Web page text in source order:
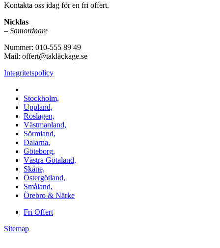
Kontakta oss idag för en fri offert.
Nicklas
– Samordnare
Nummer: 010-555 89 49
Mail: offert@takläckage.se
Integritetspolicy
Stockholm,
Uppland,
Roslagen,
Västmanland,
Sörmland,
Dalarna,
Göteborg,
Västra Götaland,
Skåne,
Östergötland,
Småland,
Örebro & Närke
Fri Offert
Sitemap